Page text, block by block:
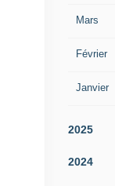
Mars
Février
Janvier
2025
2024